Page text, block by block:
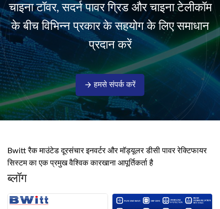
isolati...
चाइना टॉवर, सदर्न पावर ग्रिड और चाइना टेलीकॉम
के बीच विभिन्न प्रकार के सहयोग के लिए समाधान
प्रदान करें
हमसे संपर्क करें
Bwitt रैक माउंटेड दूरसंचार इनवर्टर और मॉड्यूलर डीसी पावर रेक्टिफायर
सिस्टम का एक प्रमुख वैश्विक कारखाना आपूर्तिकर्ता है
ब्लॉग